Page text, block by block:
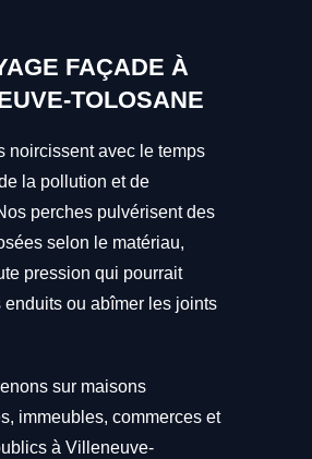
FAÇADE À
TOLOSANE
noircissent avec le temps
la pollution et de
perches pulvérisent des
selon le matériau,
pression qui pourrait
enduits ou abîmer les joints
sur maisons
immeubles, commerces et
à Villeneuve-